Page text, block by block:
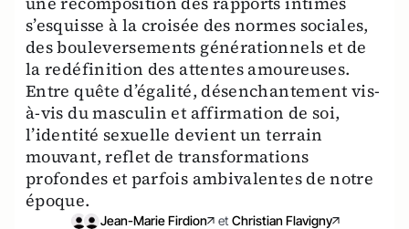
s’esquisse à la croisée des normes sociales,
des bouleversements générationnels et de
la redéfinition des attentes amoureuses.
Entre quête d’égalité, désenchantement vis-
à-vis du masculin et affirmation de soi,
l’identité sexuelle devient un terrain
mouvant, reflet de transformations
profondes et parfois ambivalentes de notre
époque.
Jean-Marie Firdion et Christian Flavigny